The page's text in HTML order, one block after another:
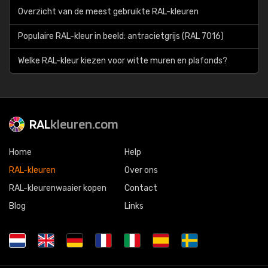
Overzicht van de meest gebruikte RAL-kleuren
Populaire RAL-kleur in beeld: antracietgrijs (RAL 7016)
Welke RAL-kleur kiezen voor witte muren en plafonds?
RALkleuren.com
Home
RAL-kleuren
RAL-kleurenwaaier kopen
Blog
Help
Over ons
Contact
Links